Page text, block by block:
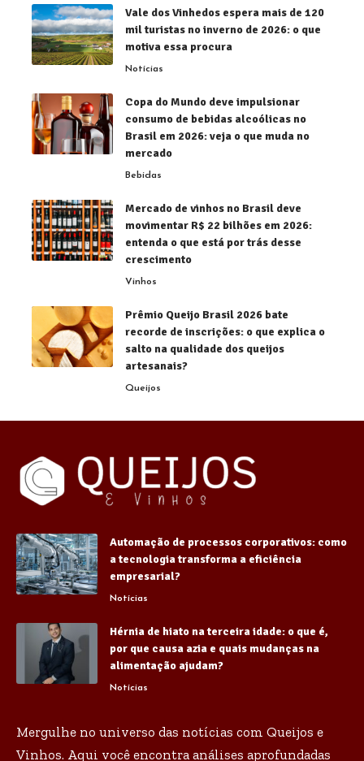
Vale dos Vinhedos espera mais de 120
mil turistas no inverno de 2026: o que
motiva essa procura
Notícias
Copa do Mundo deve impulsionar
consumo de bebidas alcoólicas no
Brasil em 2026: veja o que muda no
mercado
Bebidas
Mercado de vinhos no Brasil deve
movimentar R$ 22 bilhões em 2026:
entenda o que está por trás desse
crescimento
Vinhos
Prêmio Queijo Brasil 2026 bate
recorde de inscrições: o que explica o
salto na qualidade dos queijos
artesanais?
Queijos
Automação de processos corporativos: como
a tecnologia transforma a eficiência
empresarial?
Notícias
Hérnia de hiato na terceira idade: o que é,
por que causa azia e quais mudanças na
alimentação ajudam?
Notícias
Mergulhe no universo das notícias com Queijos e
Vinhos. Aqui você encontra análises aprofundadas